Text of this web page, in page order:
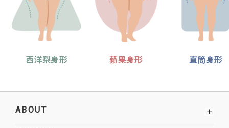
西洋梨身形 蘋果身形 直筒身形
ABOUT +